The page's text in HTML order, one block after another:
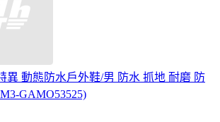
異 動態防水戶外鞋/男 防水 抓地 耐磨 防
GAMO53525)